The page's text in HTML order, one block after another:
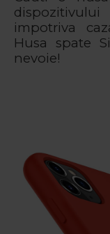
impotriva
Husa spate
nevoie!